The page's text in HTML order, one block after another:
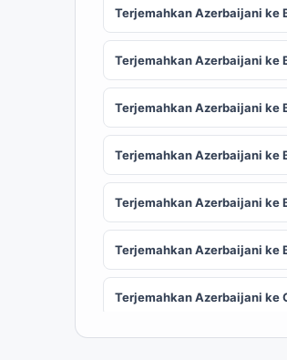
Terjemahkan Azerbaijani ke
Terjemahkan Azerbaijani ke
Terjemahkan Azerbaijani ke
Terjemahkan Azerbaijani ke
Terjemahkan Azerbaijani ke
Terjemahkan Azerbaijani ke
Terjemahkan Azerbaijani ke
Terjemahkan Azerbaijani ke